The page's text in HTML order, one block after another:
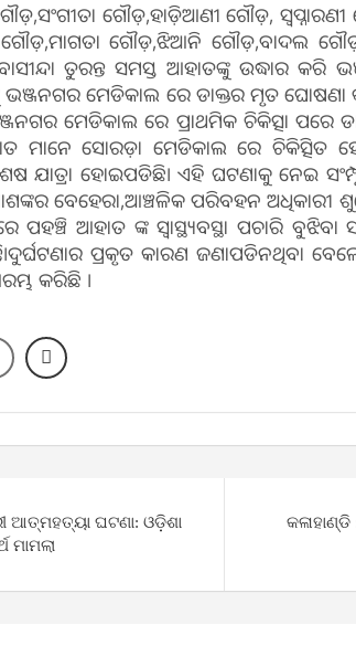
ଗୌଡ଼,ହାଡ଼ିଆଣୀ ଗୌଡ଼, ସ୍ବପ୍ନାରଣୀ
ଗୌଡ଼,ଝିଆନି ଗୌଡ଼,ବାଦଲ ଗୌଡ଼,
ତୁରନ୍ତ ସମସ୍ତ ଆହାତଙ୍କୁ ଉଦ୍ଧାର
ଭଞ୍ଜନଗର ମେଡିକାଲ ରେ ଡାକ୍ତର ମୃତ ଘୋଷଣା
ମେଡିକାଲ ରେ ପ୍ରାଥମିକ ଚିକିତ୍ସା ପରେ
ମାନେ ସୋରଡ଼ା ମେଡିକାଲ ରେ ଚିକିତ୍ସିତ
ଯାତ୍ରା ହୋଇପଡିଛି। ଏହି ଘଟଣାକୁ ନେଇ
ବେହେରା,ଆଞ୍ଚଳିକ ପରିବହନ ଅଧିକାରୀ
ପହଞ୍ଚି ଆହାତ ଙ୍କ ସ୍ବାସ୍ଥ୍ୟବସ୍ଥା ପଚାରି
ପ୍ରକୃତ କାରଣ ଜଣାପଡିନଥିବା
କରିଛି ।
ଆତ୍ମହତ୍ୟା ଘଟଣା: ଓଡ଼ିଶା
ମାମଲା